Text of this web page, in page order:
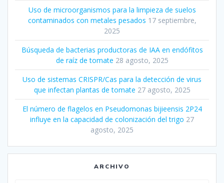
Uso de microorganismos para la limpieza de suelos
contaminados con metales pesados 17 septiembre,
2025
Búsqueda de bacterias productoras de IAA en endófitos
de raíz de tomate 28 agosto, 2025
Uso de sistemas CRISPR/Cas para la detección de virus
que infectan plantas de tomate 27 agosto, 2025
El número de flagelos en Pseudomonas bijieensis 2P24
influye en la capacidad de colonización del trigo 27
agosto, 2025
ARCHIVO